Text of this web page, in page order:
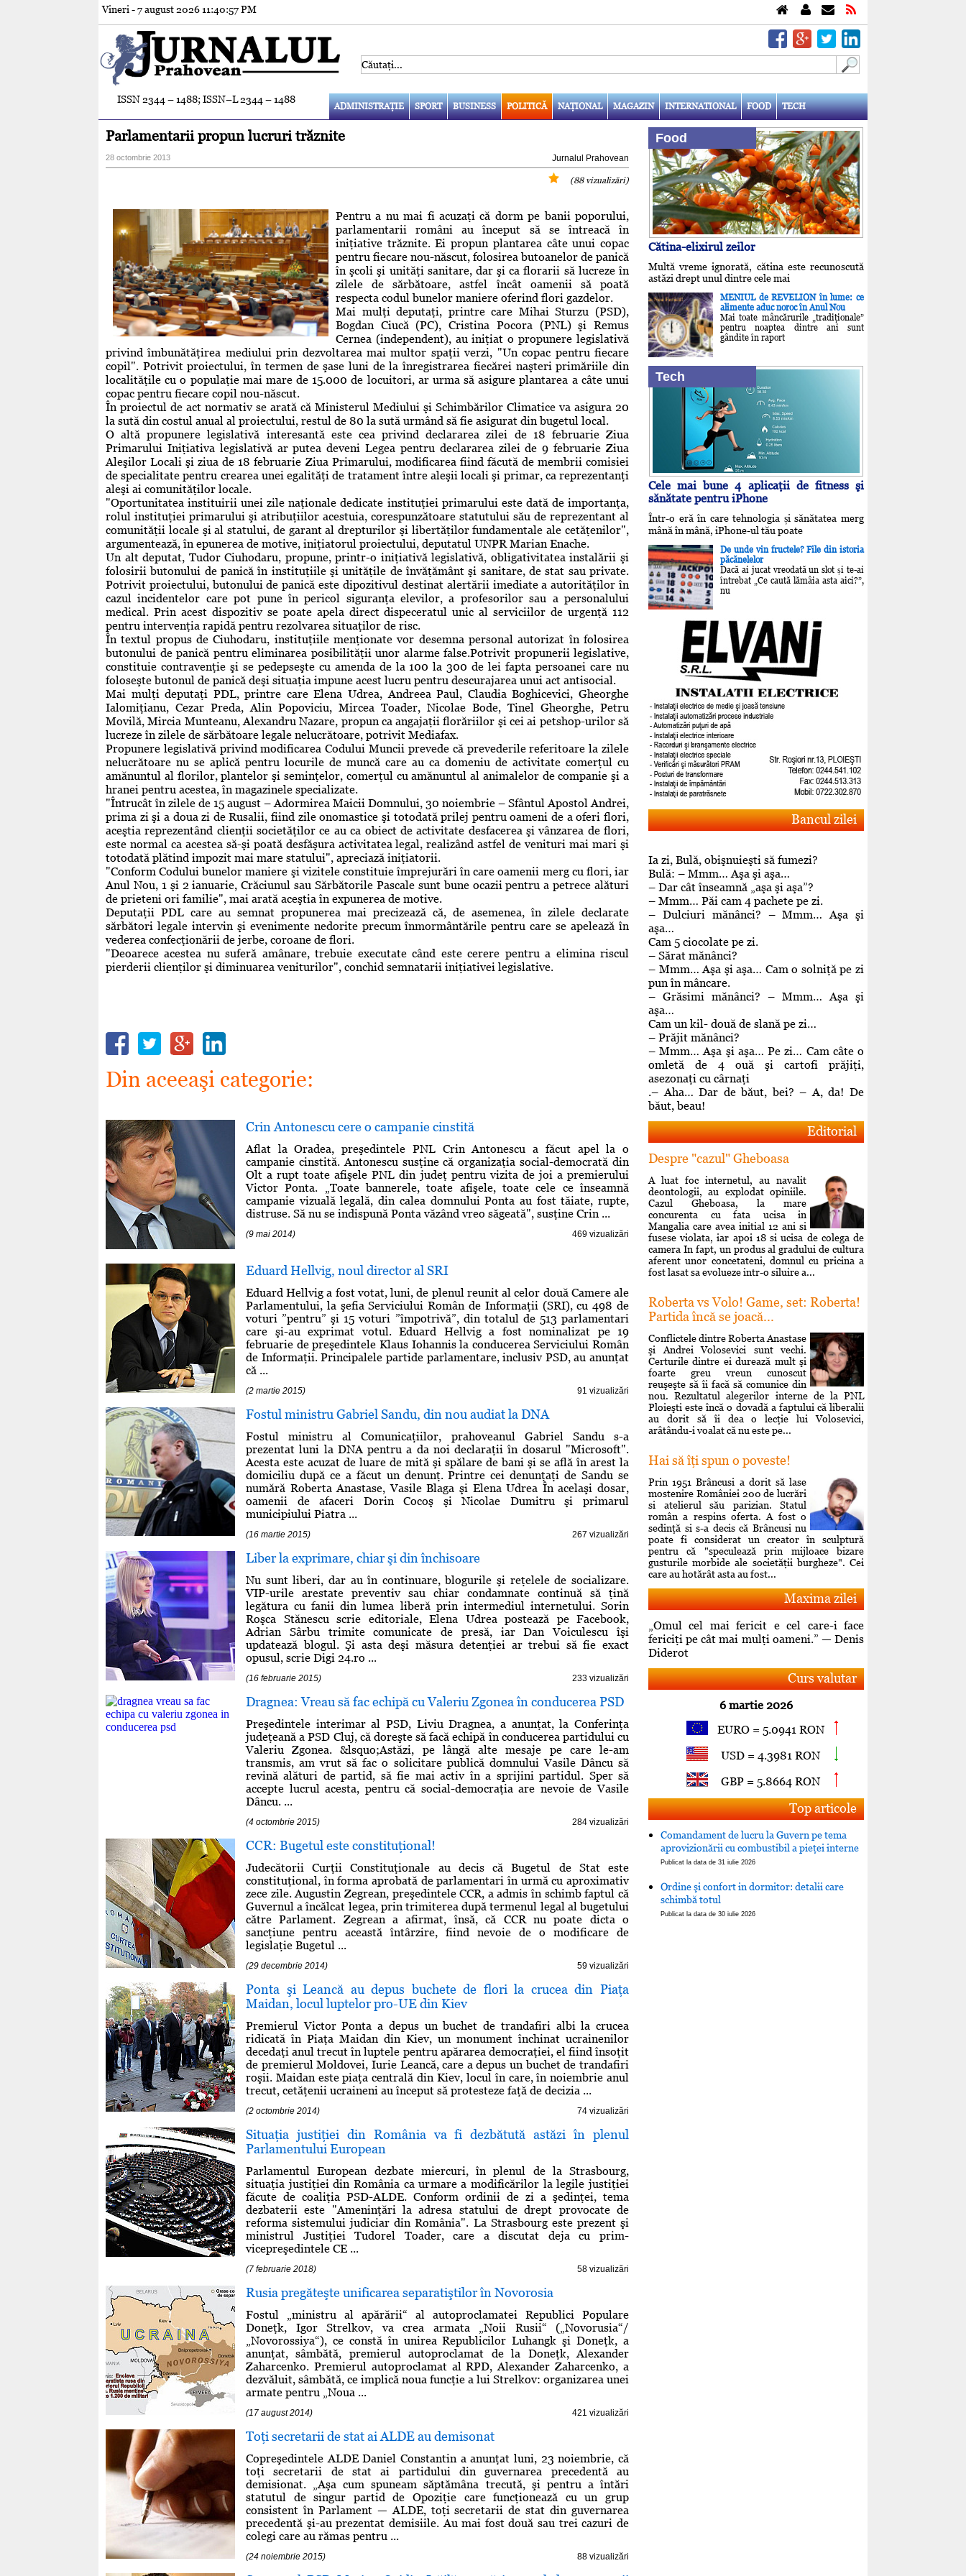
Vineri - 7 august 202611:40:59 PM
ISSN 2344 – 1488; ISSN–L 2344 – 1488
ADMINISTRAŢIE SPORT BUSINESS POLITICĂ NAŢIONAL MAGAZIN INTERNATIONAL FOOD TECH
Parlamentarii propun lucruri trăznite
28 octombrie 2013 Jurnalul Prahovean
(88 vizualizări)
Pentru a nu mai fi acuzaţi că dorm pe banii poporului,
parlamentarii români au început să se întreacă în
iniţiative trăznite. Ei propun plantarea câte unui copac
pentru fiecare nou-născut, folosirea butoanelor de panică
în şcoli şi unităţi sanitare, dar şi ca florarii să lucreze în
zilele de sărbătoare, astfel încât oamenii să poată
respecta codul bunelor maniere oferind flori gazdelor.
Mai mulţi deputaţi, printre care Mihai Sturzu (PSD),
Bogdan Ciucă (PC), Cristina Pocora (PNL) şi Remus
Cernea (independent), au iniţiat o propunere legislativă
privind îmbunătăţirea mediului prin dezvoltarea mai multor spaţii verzi, "Un copac pentru fiecare
copil". Potrivit proiectului, în termen de şase luni de la înregistrarea fiecărei naşteri primăriile din
localităţile cu o populaţie mai mare de 15.000 de locuitori, ar urma să asigure plantarea a câte unui
copac pentru fiecare copil nou-născut.
În proiectul de act normativ se arată că Ministerul Mediului şi Schimbărilor Climatice va asigura 20
la sută din costul anual al proiectului, restul de 80 la sută urmând să fie asigurat din bugetul local.
O altă propunere legislativă interesantă este cea privind declararea zilei de 18 februarie Ziua
Primarului Iniţiativa legislativă ar putea deveni Legea pentru declararea zilei de 9 februarie Ziua
Aleşilor Locali şi ziua de 18 februarie Ziua Primarului, modificarea fiind făcută de membrii comisiei
de specialitate pentru crearea unei egalităţi de tratament între aleşii locali şi primar, ca reprezentanţi
aleşi ai comunităţilor locale.
"Oportunitatea instituirii unei zile naţionale dedicate instituţiei primarului este dată de importanţa,
rolul instituţiei primarului şi atribuţiilor acestuia, corespunzătoare statutului său de reprezentant al
comunităţii locale şi al statului, de garant al drepturilor şi libertăţilor fundamentale ale cetăţenilor",
argumentează, în epunerea de motive, iniţiatorul proiectului, deputatul UNPR Marian Enache.
Un alt deputat, Tudor Ciuhodaru, propune, printr-o iniţiativă legislativă, obligativitatea instalării şi
folosirii butonului de panică în instituţiile şi unităţile de învăţământ şi sanitare, de stat sau private.
Potrivit proiectului, butonului de panică este dipozitivul destinat alertării imediate a autorităţilor în
cazul incidentelor care pot pune în pericol siguranţa elevilor, a profesorilor sau a personalului
medical. Prin acest dispozitiv se poate apela direct dispeceratul unic al serviciilor de urgenţă 112
pentru intervenţia rapidă pentru rezolvarea situaţilor de risc.
În textul propus de Ciuhodaru, instituţiile menţionate vor desemna personal autorizat în folosirea
butonului de panică pentru eliminarea posibilităţii unor alarme false.Potrivit propunerii legislative,
constituie contravenţie şi se pedepseşte cu amenda de la 100 la 300 de lei fapta persoanei care nu
foloseşte butonul de panică deşi situaţia impune acest lucru pentru descurajarea unui act antisocial.
Mai mulţi deputaţi PDL, printre care Elena Udrea, Andreea Paul, Claudia Boghicevici, Gheorghe
Ialomiţianu, Cezar Preda, Alin Popoviciu, Mircea Toader, Nicolae Bode, Tinel Gheorghe, Petru
Movilă, Mircia Munteanu, Alexandru Nazare, propun ca angajaţii florăriilor şi cei ai petshop-urilor să
lucreze în zilele de sărbătoare legale nelucrătoare, potrivit Mediafax.
Propunere legislativă privind modificarea Codului Muncii prevede că prevederile referitoare la zilele
nelucrătoare nu se aplică pentru locurile de muncă care au ca domeniu de activitate comerţul cu
amănuntul al florilor, plantelor şi seminţelor, comerţul cu amănuntul al animalelor de companie şi a
hranei pentru acestea, în magazinele specializate.
"Întrucât în zilele de 15 august – Adormirea Maicii Domnului, 30 noiembrie – Sfântul Apostol Andrei,
prima zi şi a doua zi de Rusalii, fiind zile onomastice şi totodată prilej pentru oameni de a oferi flori,
aceştia reprezentând clienţii societăţilor ce au ca obiect de activitate desfacerea şi vânzarea de flori,
este normal ca acestea să-şi poată desfăşura activitatea legal, realizând astfel de venituri mai mari şi
totodată plătind impozit mai mare statului", apreciază iniţiatorii.
"Conform Codului bunelor maniere şi vizitele constituie împrejurări în care oamenii merg cu flori, iar
Anul Nou, 1 şi 2 ianuarie, Crăciunul sau Sărbătorile Pascale sunt bune ocazii pentru a petrece alături
de prieteni ori familie", mai arată aceştia în expunerea de motive.
Deputaţii PDL care au semnat propunerea mai precizează că, de asemenea, în zilele declarate
sărbători legale intervin şi evenimente nedorite precum înmormântările pentru care se apelează în
vederea confecţionării de jerbe, coroane de flori.
"Deoarece acestea nu suferă amânare, trebuie executate când este cerere pentru a elimina riscul
pierderii clienţilor şi diminuarea veniturilor", conchid semnatarii iniţiativei legislative.
Din aceeaşi categorie:
Crin Antonescu cere o campanie cinstită
Aflat la Oradea, preşedintele PNL Crin Antonescu a făcut apel la o
campanie cinstită. Antonescu susţine că organizaţia social-democrată din
Olt a rupt toate afişele PNL din judeţ pentru vizita de joi a premierului
Victor Ponta. „Toate bannerele, toate afişele, toate cele ce înseamnă
campanie vizuală legală, din calea domnului Ponta au fost tăiate, rupte,
distruse. Să nu se indispună Ponta văzând vreo săgeată", susţine Crin ...
(9 mai 2014) 469 vizualizări
Eduard Hellvig, noul director al SRI
Eduard Hellvig a fost votat, luni, de plenul reunit al celor două Camere ale
Parlamentului, la şefia Serviciului Român de Informaţii (SRI), cu 498 de
voturi ”pentru” şi 15 voturi ”împotrivă”, din totalul de 513 parlamentari
care şi-au exprimat votul. Eduard Hellvig a fost nominalizat pe 19
februarie de preşedintele Klaus Iohannis la conducerea Serviciului Român
de Informaţii. Principalele partide parlamentare, inclusiv PSD, au anunţat
că ...
(2 martie 2015) 91 vizualizări
Fostul ministru Gabriel Sandu, din nou audiat la DNA
Fostul ministru al Comunicaţiilor, prahoveanul Gabriel Sandu s-a
prezentat luni la DNA pentru a da noi declaraţii în dosarul "Microsoft".
Acesta este acuzat de luare de mită şi spălare de bani şi se află în arest la
domiciliu după ce a făcut un denunţ. Printre cei denunţaţi de Sandu se
numără Roberta Anastase, Vasile Blaga şi Elena Udrea În acelaşi dosar,
oamenii de afaceri Dorin Cocoş şi Nicolae Dumitru şi primarul
municipiului Piatra ...
(16 martie 2015) 267 vizualizări
Liber la exprimare, chiar şi din închisoare
Nu sunt liberi, dar au în continuare, blogurile şi reţelele de socializare.
VIP-urile arestate preventiv sau chiar condamnate continuă să ţină
legătura cu fanii din lumea liberă prin intermediul internetului. Sorin
Roşca Stănescu scrie editoriale, Elena Udrea postează pe Facebook,
Adrian Sârbu trimite comunicate de presă, iar Dan Voiculescu îşi
updatează blogul. Şi asta deşi măsura detenţiei ar trebui să fie exact
opusul, scrie Digi 24.ro ...
(16 februarie 2015) 233 vizualizări
Dragnea: Vreau să fac echipă cu Valeriu Zgonea în conducerea PSD
Preşedintele interimar al PSD, Liviu Dragnea, a anunţat, la Conferinţa
judeţeană a PSD Cluj, că doreşte să facă echipă în conducerea partidului cu
Valeriu Zgonea. &lsquo;Astăzi, pe lângă alte mesaje pe care le-am
transmis, am vrut să fac o solicitare publică domnului Vasile Dâncu să
revină alături de partid, să fie mai activ în a sprijini partidul. Sper să
accepte lucrul acesta, pentru că social-democraţia are nevoie de Vasile
Dâncu. ...
(4 octombrie 2015) 284 vizualizări
CCR: Bugetul este constituţional!
Judecătorii Curţii Constituţionale au decis că Bugetul de Stat este
constituţional, în forma aprobată de parlamentari în urmă cu aproximativ
zece zile. Augustin Zegrean, preşedintele CCR, a admis în schimb faptul că
Guvernul a încălcat legea, prin trimiterea după termenul legal al bugetului
către Parlament. Zegrean a afirmat, însă, că CCR nu poate dicta o
sancţiune pentru această întârzire, fiind nevoie de o modificare de
legislaţie Bugetul ...
(29 decembrie 2014) 59 vizualizări
Ponta şi Leancă au depus buchete de flori la crucea din Piaţa
Maidan, locul luptelor pro-UE din Kiev
Premierul Victor Ponta a depus un buchet de trandafiri albi la crucea
ridicată în Piaţa Maidan din Kiev, un monument închinat ucrainenilor
decedaţi anul trecut în luptele pentru apărarea democraţiei, el fiind însoţit
de premierul Moldovei, Iurie Leancă, care a depus un buchet de trandafiri
roşii. Maidan este piaţa centrală din Kiev, locul în care, în noiembrie anul
trecut, cetăţenii ucraineni au început să protesteze faţă de decizia ...
(2 octombrie 2014) 74 vizualizări
Situaţia justiţiei din România va fi dezbătută astăzi în plenul
Parlamentului European
Parlamentul European dezbate miercuri, în plenul de la Strasbourg,
situaţia justiţiei din România ca urmare a modificărilor la legile justiţiei
făcute de coaliţia PSD-ALDE. Conform ordinii de zi a şedinţei, tema
dezbaterii este "Ameninţări la adresa statului de drept provocate de
reforma sistemului judiciar din România". La Strasbourg este prezent şi
ministrul Justiţiei Tudorel Toader, care a discutat deja cu prim-
vicepreşedintele CE ...
(7 februarie 2018) 58 vizualizări
Rusia pregăteşte unificarea separatiştilor în Novorosia
Fostul „ministru al apărării“ al autoproclamatei Republici Populare
Doneţk, Igor Strelkov, va crea armata „Noii Rusii“ („Novorusia“/
„Novorossiya“), ce constă în unirea Republicilor Luhangk şi Doneţk, a
anunţat, sâmbătă, premierul autoproclamat de la Doneţk, Alexander
Zaharcenko. Premierul autoproclamat al RPD, Alexander Zaharcenko, a
dezvăluit, sâmbătă, ce implică noua funcţie a lui Strelkov: organizarea unei
armate pentru „Noua ...
(17 august 2014) 421 vizualizări
Toţi secretarii de stat ai ALDE au demisonat
Copreşedintele ALDE Daniel Constantin a anunţat luni, 23 noiembrie, că
toţi secretarii de stat ai partidului din guvernarea precedentă au
demisionat. „Aşa cum spuneam săptămâna trecută, şi pentru a întări
statutul de singur partid de Opoziţie care funcţionează cu un grup
consistent în Parlament — ALDE, toţi secretarii de stat din guvernarea
precedentă şi-au prezentat demisiile. Au mai fost două sau trei cazuri de
colegi care au rămas pentru ...
(24 noiembrie 2015) 88 vizualizări
Food
Cătina-elixirul zeilor
Multă vreme ignorată, cătina este recunoscută
astăzi drept unul dintre cele mai
MENIUL de REVELION în lume: ce
alimente aduc noroc în Anul Nou
Mai toate mâncărurile „tradiţionale”
pentru noaptea dintre ani sunt
gândite în raport
Tech
Cele mai bune 4 aplicaţii de fitness şi
sănătate pentru iPhone
Într-o eră în care tehnologia și sănătatea merg
mână în mână, iPhone-ul tău poate
De unde vin fructele? File din istoria
păcănelelor
Dacă ai jucat vreodată un slot și te-ai
întrebat „Ce caută lămâia asta aici?”,
nu
Bancul zilei
Ia zi, Bulă, obişnuieşti să fumezi?
Bulă: – Mmm… Aşa şi aşa…
– Dar cât înseamnă „aşa şi aşa”?
– Mmm… Păi cam 4 pachete pe zi.
– Dulciuri mănânci? – Mmm… Aşa şi
aşa…
Cam 5 ciocolate pe zi.
– Sărat mănânci?
– Mmm… Aşa şi aşa… Cam o solniţă pe zi
pun în mâncare.
– Grăsimi mănânci? – Mmm… Aşa şi
aşa…
Cam un kil- două de slană pe zi…
– Prăjit mănânci?
– Mmm… Aşa şi aşa… Pe zi… Cam câte o
omletă de 4 ouă şi cartofi prăjiţi,
asezonaţi cu cârnaţi
.– Aha… Dar de băut, bei? – A, da! De
băut, beau!
Editorial
Despre "cazul" Gheboasa
A luat foc internetul, au navalit
deontologii, au explodat opiniile.
Cazul Gheboasa, la mare
concurenta cu fata ucisa in
Mangalia care avea initial 12 ani si
fusese violata, iar apoi 18 si ucisa de colega de
camera In fapt, un produs al gradului de cultura
aferent unor concetateni, domnul cu pricina a
fost lasat sa evolueze intr-o siluire a...
Roberta vs Volo! Game, set: Roberta!
Partida încă se joacă...
Conflictele dintre Roberta Anastase
şi Andrei Volosevici sunt vechi.
Certurile dintre ei durează mult şi
foarte greu vreun cunoscut
reuşeşte să îi facă să comunice din
nou. Rezultatul alegerilor interne de la PNL
Ploieşti este încă o dovadă a faptului că liberalii
au dorit să îi dea o lecţie lui Volosevici,
arâtându-i voalat că nu este pe...
Hai să îţi spun o poveste!
Prin 1951 Brâncusi a dorit să lase
mostenire României 200 de lucrări
si atelierul său parizian. Statul
român a respins oferta. A fost o
sedinţă si s-a decis că Brâncusi nu
poate fi considerat un creator în sculptură
pentru că "speculează prin mijloace bizare
gusturile morbide ale societăţii burgheze". Cei
care au hotărât asta au fost...
Maxima zilei
„Omul cel mai fericit e cel care-i face
fericiţi pe cât mai mulţi oameni.” — Denis
Diderot
Curs valutar
6 martie 2026
EURO = 5.0941 RON
USD = 4.3981 RON
GBP = 5.8664 RON
Top articole
Comandament de lucru la Guvern pe tema
aprovizionării cu combustibil a pieţei interne
Publicat la data de 31 iulie 2026
Ordine şi confort in dormitor: detalii care
schimbă totul
Publicat la data de 30 iulie 2026